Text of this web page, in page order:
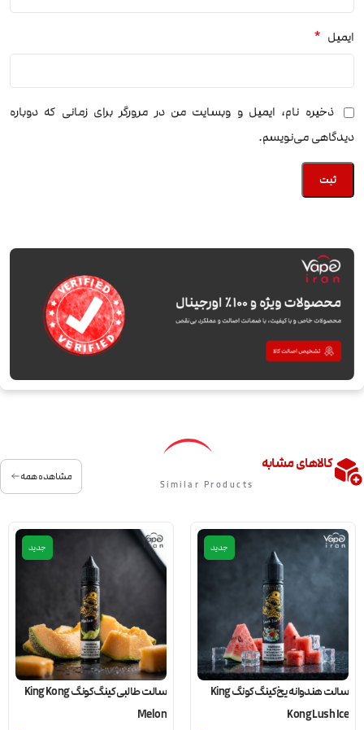
ایمیل *
ذخیره نام، ایمیل و وبسایت من در مرورگر برای زمانی که دوباره
دیدگاهی می‌نویسم.
کالاهای مشابه
Similar Products
مشاهده همه
جدید
سالت هندوانه یخ کینگ کونگ King
Kong Lush Ice
جدید
سالت طالبی کینگ کونگ King Kong
Melon